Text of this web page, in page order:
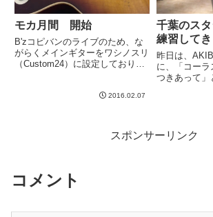
モカ月間 開始
B'zコピバンのライブのため、な
がらくメインギターをワシノスリ
（Custom24）に設定しておりま
思っています。そんな中、今、久
2016.02.07
千葉のス
練習して
昨日は、
に、「コー
つきあって」
した。・・
けwちゃんと
スポンサーリンク
コメント